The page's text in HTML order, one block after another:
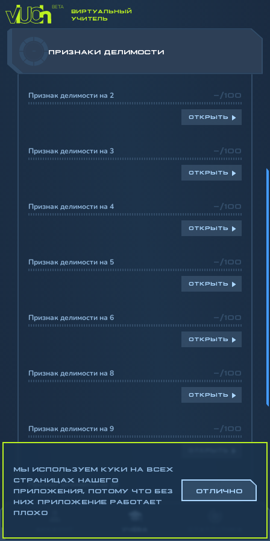
ВИРТУАЛЬНЫЙ
УЧИТЕЛЬ
ПРИЗНАКИ ДЕЛИМОСТИ
Признак делимости на 2 -/100
ОТКРЫТЬ
Признак делимости на 3 -/100
ОТКРЫТЬ
Признак делимости на 4 -/100
ОТКРЫТЬ
Признак делимости на 5 -/100
ОТКРЫТЬ
Признак делимости на 6 -/100
ОТКРЫТЬ
Признак делимости на 8 -/100
ОТКРЫТЬ
Признак делимости на 9 -/100
Признак делимости на 10 -/100
-/100
МЫ ИСПОЛЬЗУЕМ КУКИ НА ВСЕХ
СТРАНИЦАХ НАШЕГО
ПРИЛОЖЕНИЯ, ПОТОМУ ЧТО БЕЗ
НИХ ПРИЛОЖЕНИЕ РАБОТАЕТ
ПЛОХО
ОТЛИЧНО